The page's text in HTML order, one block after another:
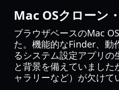
Mac OSクローン
ブラウザベースのMac
た。機能的なFinder、動
るシステム設定アプリ
と背景を備えていまし
ャラリーなど）が欠けて